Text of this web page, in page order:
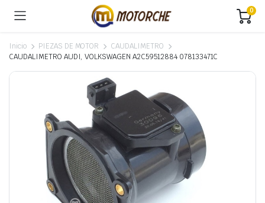
0
Inicio PIEZAS DE MOTOR
CAUDALIMETRO
CAUDALIMETRO AUDI, VOLKSWAGEN A2C59512884 078133471C